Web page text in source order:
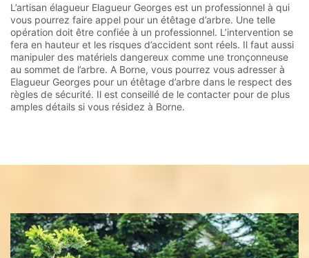
L’artisan élagueur Elagueur Georges est un professionnel à qui
vous pourrez faire appel pour un étêtage d’arbre. Une telle
opération doit être confiée à un professionnel. L’intervention se
fera en hauteur et les risques d’accident sont réels. Il faut aussi
manipuler des matériels dangereux comme une tronçonneuse
au sommet de l’arbre. A Borne, vous pourrez vous adresser à
Elagueur Georges pour un étêtage d’arbre dans le respect des
règles de sécurité. Il est conseillé de le contacter pour de plus
amples détails si vous résidez à Borne.